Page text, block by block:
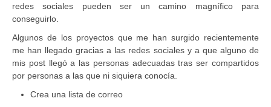
redes sociales pueden ser un camino magnífico para
conseguirlo.
Algunos de los proyectos que me han surgido recientemente
me han llegado gracias a las redes sociales y a que alguno de
mis post llegó a las personas adecuadas tras ser compartidos
por personas a las que ni siquiera conocía.
Crea una lista de correo